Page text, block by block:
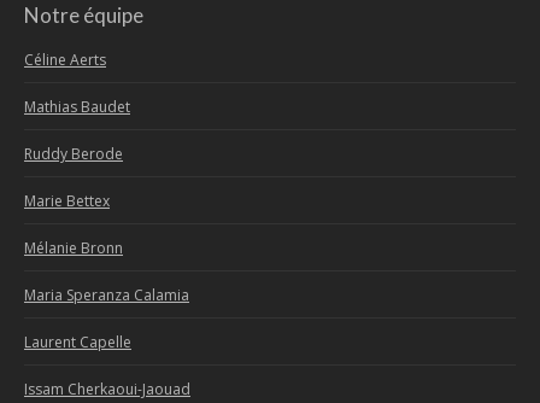
Notre équipe
Céline Aerts
Mathias Baudet
Ruddy Berode
Marie Bettex
Mélanie Bronn
Maria Speranza Calamia
Laurent Capelle
Issam Cherkaoui-Jaouad